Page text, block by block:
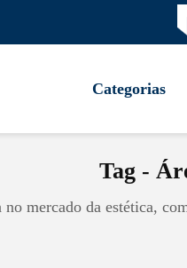
Categorias
Tag -
mercado da estética,